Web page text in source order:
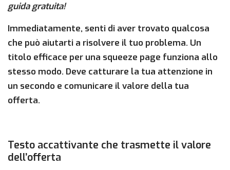
guida gratuita!
Immediatamente, senti di aver trovato qualcosa
che può aiutarti a risolvere il tuo problema. Un
titolo efficace per una squeeze page funziona allo
stesso modo. Deve catturare la tua attenzione in
un secondo e comunicare il valore della tua
offerta.
Testo accattivante che trasmette il valore
dell’offerta